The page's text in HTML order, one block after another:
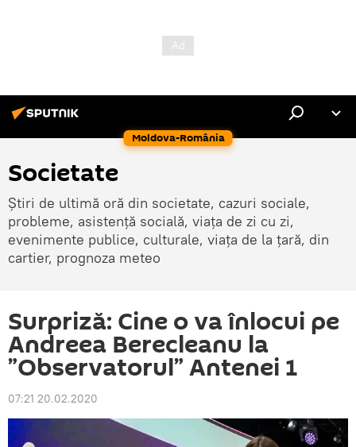
Moldova-România
Societate
Știri de ultimă oră din societate, cazuri sociale,
probleme, asistență socială, viața de zi cu zi,
evenimente publice, culturale, viața de la țară, din
cartier, prognoza meteo
Surpriză: Cine o va înlocui pe
Andreea Berecleanu la
”Observatorul” Antenei 1
07:21 20.02.2020